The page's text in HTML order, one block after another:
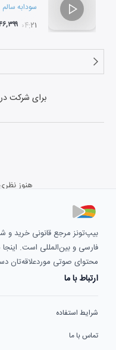
سودابه سالم
۰۴:۲۱ ۴۶,۳۹۹
برای شرکت در
هنوز
بیپ‌تونز مرجع قانونی خرید
فارسی و بین‌المللی است. اینجا
محتوای صوتی موردعلاقه‌تان
ارتباط با ما
شرایط استفاده
تماس با ما